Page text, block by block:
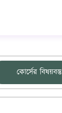
কোর্সের বিষয়বস্তু